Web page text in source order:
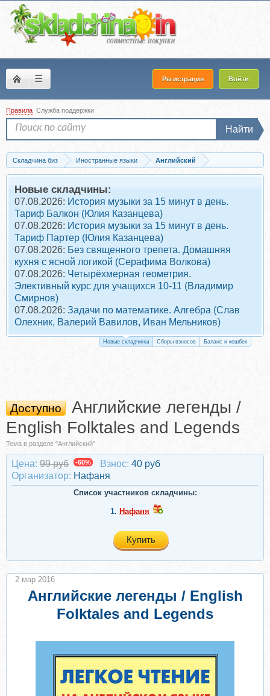
☰ Регистрация Войти
Правила Служба поддержки
Найти
Складчина биз Иностранные языки
Английский
Скачать Английские легенды / English Folktales and Legends
Новые складчины:
07.08.2026: История музыки за 15 минут в день.
Тариф Балкон (Юлия Казанцева)
07.08.2026: История музыки за 15 минут в день.
Тариф Партер (Юлия Казанцева)
07.08.2026: Без священного трепета. Домашняя
кухня с ясной логикой (Серафима Волкова)
07.08.2026: Четырёхмерная геометрия.
Элективный курс для учащихся 10-11 (Владимир
Смирнов)
07.08.2026: Задачи по математике. Алгебра (Слав
Олехник, Валерий Вавилов, Иван Мельников)
Новые складчины Сборы взносов Баланс и кешбек
Доступно
Английские легенды /
English Folktales and Legends
Тема в разделе "Английский"
Цена: 99 руб -60% Взнос: 40 руб
Организатор: Нафаня
Список участников складчины:
1. Нафаня
Купить
Английские легенды / English
Folktales and Legends
2 мар 2016